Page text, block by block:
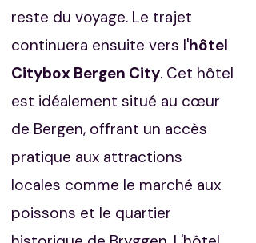
reste du voyage.​ Le trajet
continuera ensuite vers l'hôtel
Citybox Bergen City. Cet hôtel
est idéalement situé au cœur
de Bergen, offrant un accès
pratique aux attractions
locales comme le marché aux
poissons et le quartier